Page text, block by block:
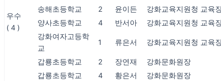
우수
( 4 )
송해초등학교
2 윤이든
강화교육지원청 교육
양사초등학교
4 반서아
강화교육지원청 교육
강화여자고등학
교
1 류은서 강화교육지원청 교육
갑룡초등학교 2 장연재
강화문화원장
갑룡초등학교
4 황은서
강화문화원장